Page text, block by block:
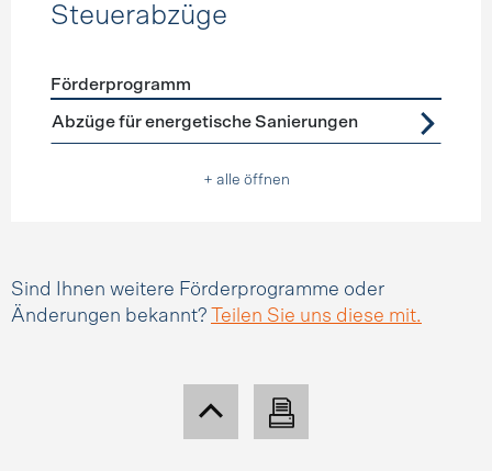
Steuerabzüge
Förderprogramme Steuerabzüge
Förderprogramm
Abzüge für energetische Sanierungen
+ alle öffnen
Sind Ihnen weitere Förderprogramme oder
Änderungen bekannt?
Teilen Sie uns diese mit.